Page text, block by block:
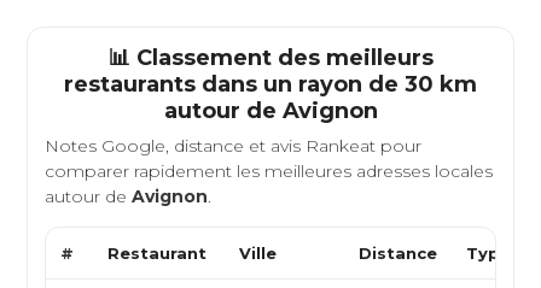
📊 Classement des meilleurs
restaurants dans un rayon de 30 km
autour de Avignon
Notes Google, distance et avis Rankeat pour
comparer rapidement les meilleures adresses locales
autour deAvignon.
# Restaurant Ville Distance Type